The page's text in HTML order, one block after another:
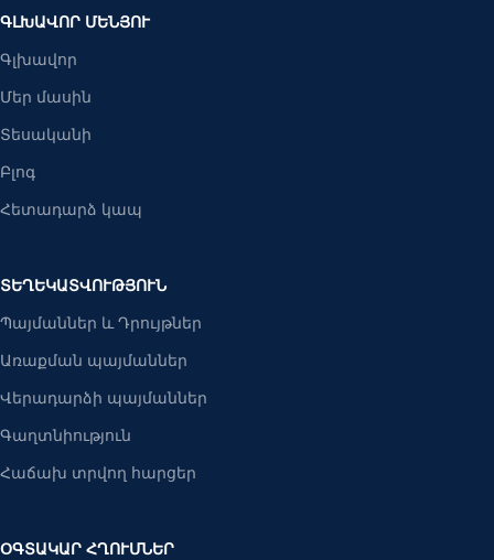
ԳԼԽԱՎՈՐ ՄԵՆՅՈՒ
Գլխավոր
Մեր մասին
Տեսականի
Բլոգ
Հետադարձ կապ
ՏԵՂԵԿԱՏՎՈՒԹՅՈՒՆ
Պայմաններ և Դրույթներ
Առաքման պայմաններ
Վերադարձի պայմաններ
Գաղտնիություն
Հաճախ տրվող հարցեր
ՕԳՏԱԿԱՐ ՀՂՈՒՄՆԵՐ